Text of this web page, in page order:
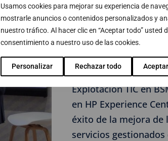
Usamos cookies para mejorar su experiencia de
mostrarle anuncios o contenidos personalizados y
nuestro tráfico. Al hacer clic en “Aceptar todo” usted
consentimiento a nuestro uso de las cookies.
Personalizar Rechazar todo
Marta Angel Torras
Trabajo en BSM) e
Explotación TIC en
en HP Experience
éxito de la mejora de
servicios gestionados